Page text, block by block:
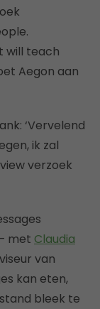
will teach
Aegon aan
‘Vervelend
ik zal
verzoek
met Claudia
van
kan eten,
bleek te